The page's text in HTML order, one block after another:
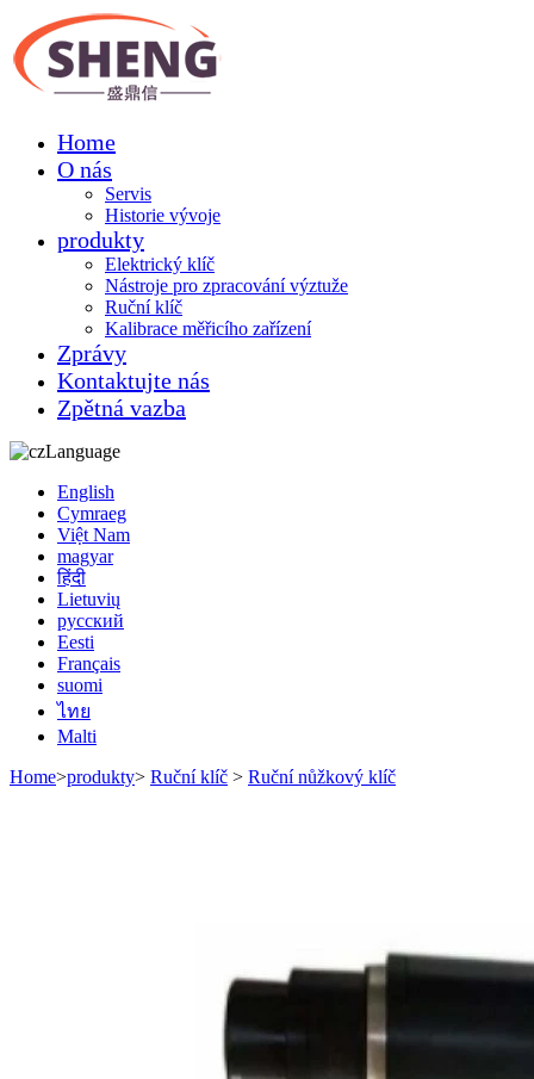
Home
O nás
Servis
Historie vývoje
produkty
Elektrický klíč
Nástroje pro zpracování výztuže
Ruční klíč
Kalibrace měřicího zařízení
Zprávy
Kontaktujte nás
Zpětná vazba
Language
English
Cymraeg
Việt Nam
magyar
हिंदी
Lietuvių
русский
Eesti
Français
suomi
ไทย
Malti
Home>produkty> Ruční klíč > Ruční nůžkový klíč